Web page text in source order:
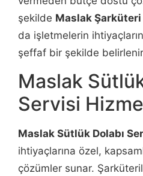
şekilde Maslak Şarküteri
da işletmelerin
şeffaf bir şekilde
Maslak
Servisi
Maslak Sütlük Dolabı
ihtiyaçlarına özel,
çözümler sunar.